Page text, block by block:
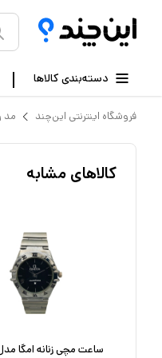
دسته‌بندی کالاها
فروشگاه اینترنتی این‌چند مد
کالاهای مشابه
ساعت مچی زنانه امگا